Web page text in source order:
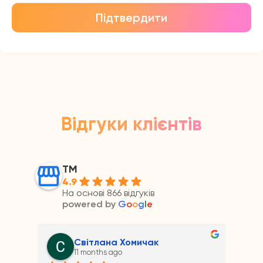
Підтвердити
Відгуки клієнтів
ТМ
4.9
На основі 866 відгуків
powered by Google
Андрій Прайс
11 months ago